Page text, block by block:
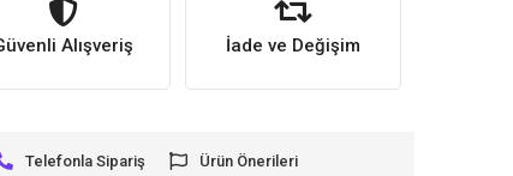
Alışveriş İade ve Değişim
Telefonla Sipariş Ürün Önerileri